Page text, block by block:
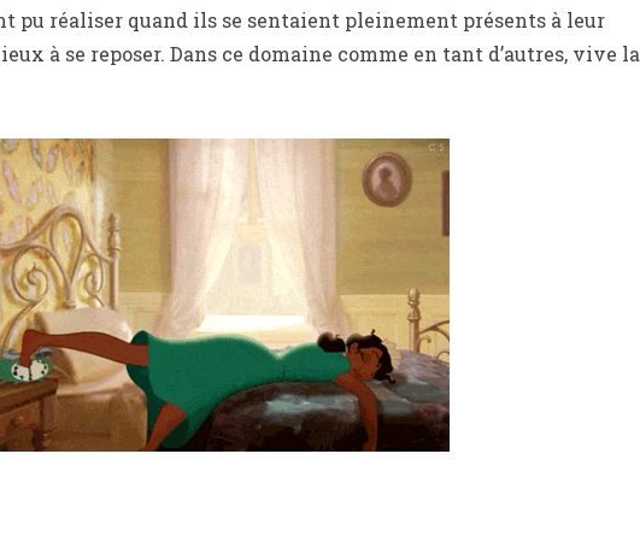
pu réaliser quand ils se sentaient pleinement présents à leur
à se reposer. Dans ce domaine comme en tant d’autres, vive la